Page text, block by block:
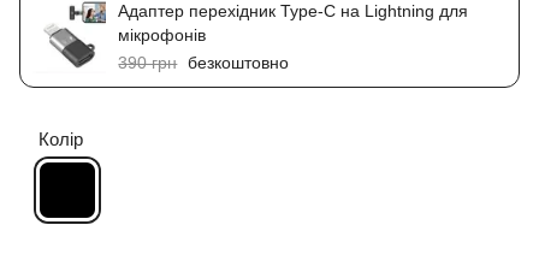
Адаптер перехідник Type-C на Lightning для
мікрофонів
390 грн безкоштовно
Колір